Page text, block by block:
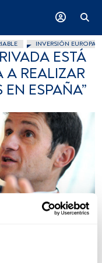
INVERSIÓN EUROPA
ESTÁ
A REALIZAR
ESPAÑA”